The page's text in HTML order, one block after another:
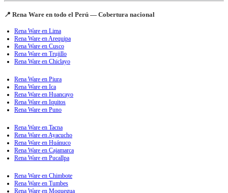
📍 Rena Ware en todo el Perú — Cobertura nacional
Rena Ware en Lima
Rena Ware en Arequipa
Rena Ware en Cusco
Rena Ware en Trujillo
Rena Ware en Chiclayo
Rena Ware en Piura
Rena Ware en Ica
Rena Ware en Huancayo
Rena Ware en Iquitos
Rena Ware en Puno
Rena Ware en Tacna
Rena Ware en Ayacucho
Rena Ware en Huánuco
Rena Ware en Cajamarca
Rena Ware en Pucallpa
Rena Ware en Chimbote
Rena Ware en Tumbes
Rena Ware en Moquegua